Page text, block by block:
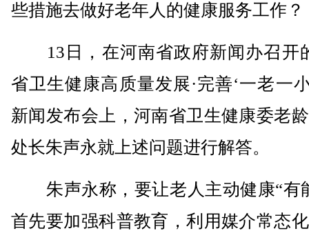
些措施去做好老年人的健康服务工作？
13日，在河南省政府新闻办召开
省卫生健康高质量发展·完善‘一老一
新闻发布会上，河南省卫生健康委老
处长朱声永就上述问题进行解答。
朱声永称，要让老人主动健康“有
首先要加强科普教育，利用媒介常态